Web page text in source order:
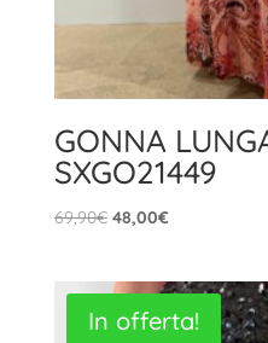
GONNA
SXGO21449
69,90€ Il
era:
69,90€.
48,00€Il
è:
48,00€.
In offerta!